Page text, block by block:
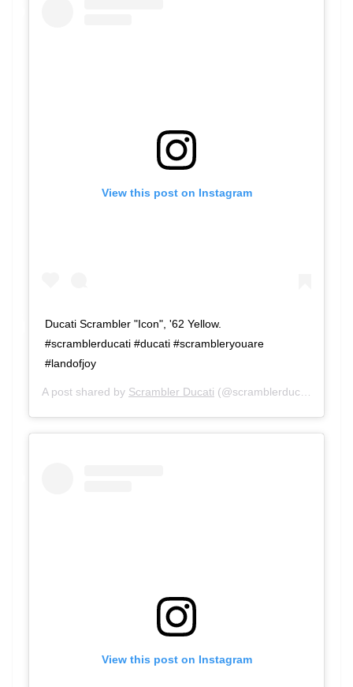
View this post on Instagram
Ducati Scrambler "Icon", '62 Yellow.
#scramblerducati #ducati #scrambleryouare
#landofjoy
A post shared by Scrambler Ducati (@scramblerducati) on
View this post on Instagram